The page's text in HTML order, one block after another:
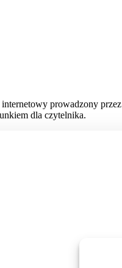
prowadzony przez
dla czytelnika.